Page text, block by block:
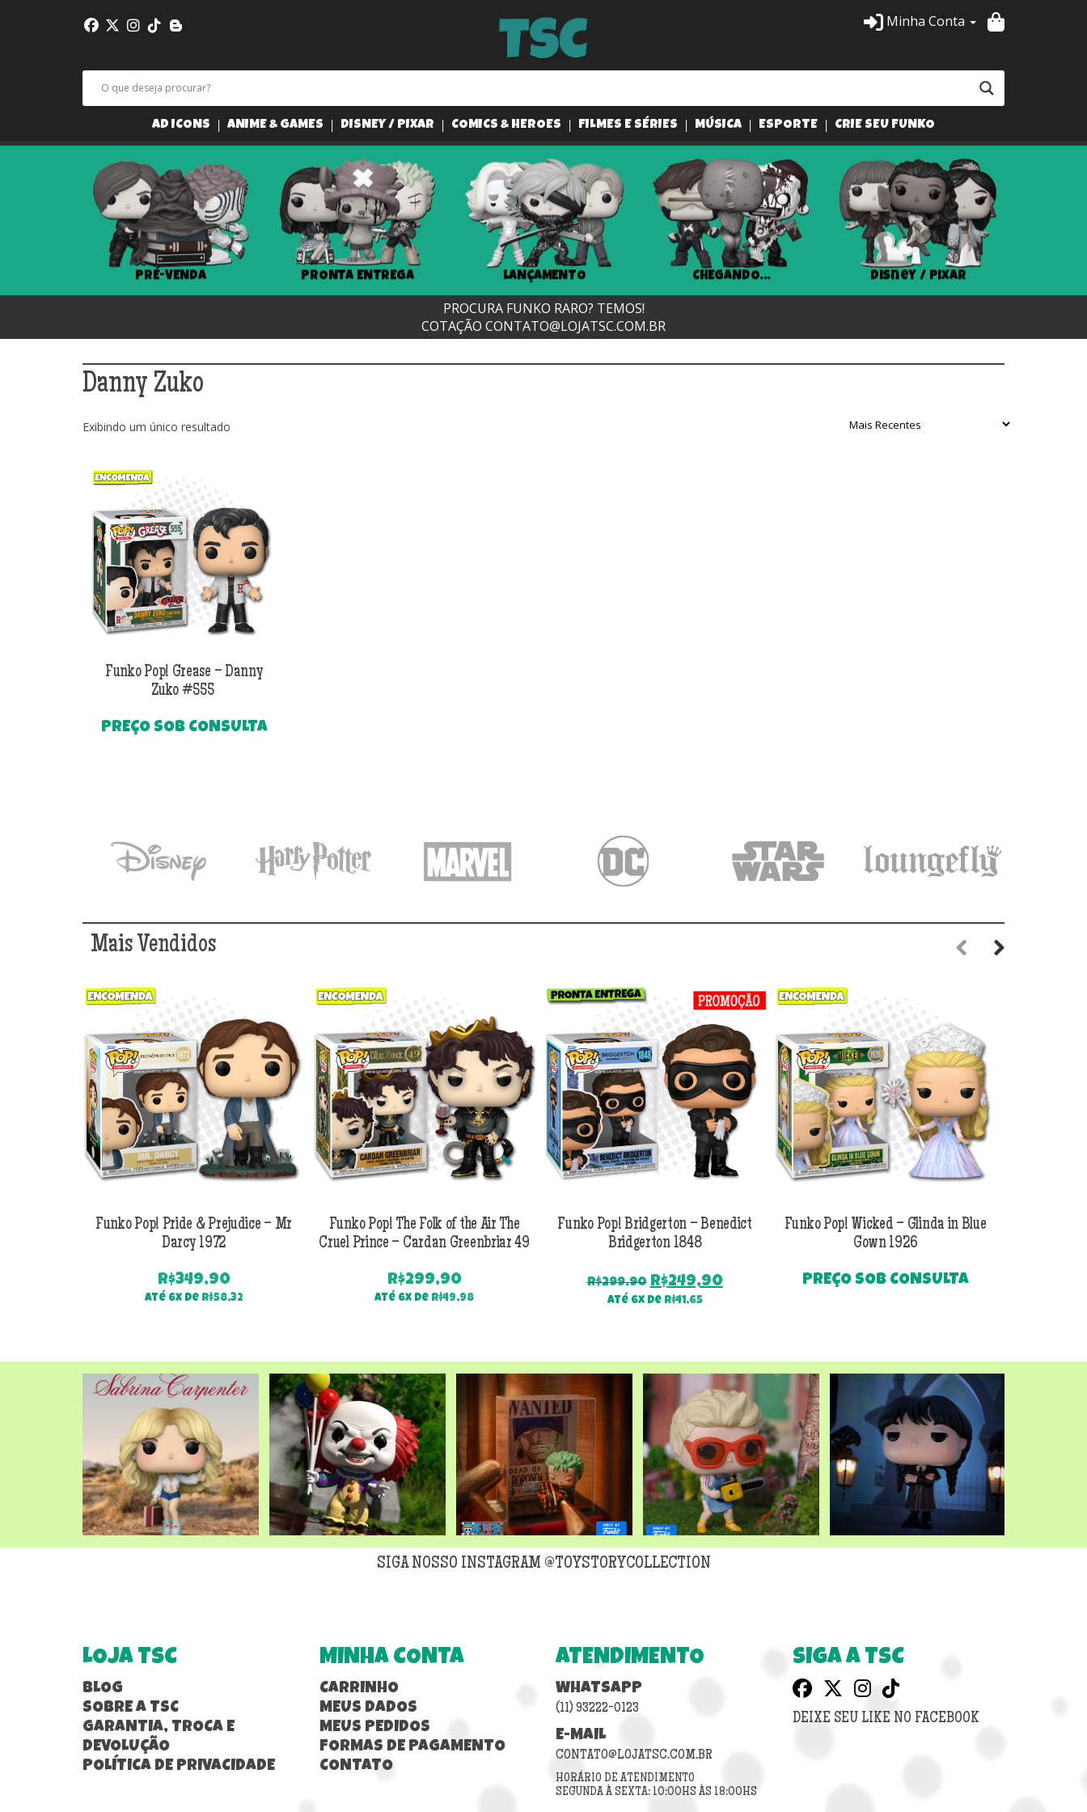
Minha Conta
AD ICONS ANIME & GAMES DISNEY / PIXAR COMICS & HEROES FILMES E SÉRIES MÚSICA ESPORTE CRIE SEU FUNKO
PRÉ-VENDA PRONTA ENTREGA LANÇAMENTO CHEGANDO... Disney / Pixar
PROCURA FUNKO RARO? TEMOS!
COTAÇÃO CONTATO@LOJATSC.COM.BR
Danny Zuko
Exibindo um único resultado
Funko Pop! Grease – Danny
Zuko #555
PREÇO SOB CONSULTA
Mais Vendidos
Funko Pop! Pride & Prejudice – Mr
Darcy 1972
R$349,90
Até 6x de R$58,32
Funko Pop! The Folk of the Air The
Cruel Prince – Cardan Greenbriar 49
R$299,90
Até 6x de R$49,98
Funko Pop! Bridgerton – Benedict
Bridgerton 1848
R$299,90 O
preço
R$249,90O
Até 6x de R$41,65
Funko Pop! Wicked – Glinda in Blue
Gown 1926
PREÇO SOB CONSULTA
SIGA NOSSO INSTAGRAM @TOYSTORYCOLLECTION
LOJA TSC
BLOG
SOBRE A TSC
GARANTIA, TROCA E
DEVOLUÇÃO
POLÍTICA DE PRIVACIDADE
MINHA CONTA
CARRINHO
MEUS DADOS
MEUS PEDIDOS
FORMAS DE PAGAMENTO
CONTATO
ATENDIMENTO
WHATSAPP
(11) 93222-0123
E-MAIL
CONTATO@LOJATSC.COM.BR
HORÁRIO DE ATENDIMENTO
SEGUNDA À SEXTA: 10:00HS ÀS 18:00HS
SIGA A TSC
DEIXE SEU LIKE NO FACEBOOK